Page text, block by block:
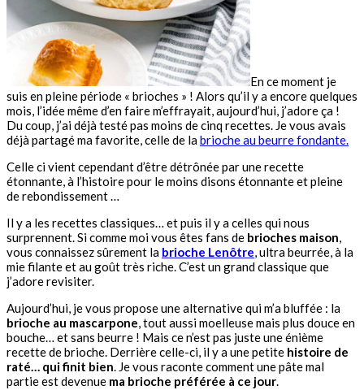
En ce moment je
suis en pleine période « brioches » ! Alors qu’il y a encore quelques
mois, l’idée même d’en faire m’effrayait, aujourd’hui, j’adore ça !
Du coup, j’ai déjà testé pas moins de cinq recettes. Je vous avais
déjà partagé ma favorite, celle de labrioche au beurre fondante.
Celle ci vient cependant d’être détrônée par une recette
étonnante, à l’histoire pour le moins disons étonnante et pleine
de rebondissement …
Il y a les recettes classiques… et puis il y a celles qui nous
surprennent. Si comme moi vous êtes fans de brioches maison,
vous connaissez sûrement la brioche Lenôtre, ultra beurrée, à la
mie filante et au goût très riche. C’est un grand classique que
j’adore revisiter.
Aujourd’hui, je vous propose une alternative qui m’a bluffée : la
brioche au mascarpone, tout aussi moelleuse mais plus douce en
bouche… et sans beurre ! Mais ce n’est pas juste une énième
recette de brioche. Derrière celle-ci, il y a une petite histoire de
raté… qui finit bien. Je vous raconte comment une pâte mal
partie est devenue ma brioche préférée à ce jour.